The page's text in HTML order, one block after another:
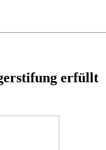
erfüllt